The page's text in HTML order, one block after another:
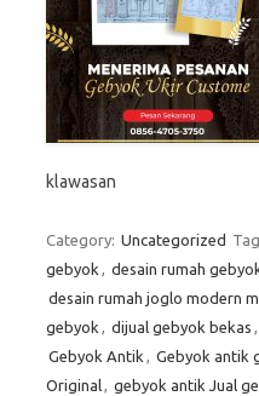
klawasan
Category: Uncategorized
gebyok , desain rumah
desain rumah joglo modern
gebyok , dijual gebyok bekas ,
Gebyok Antik , Gebyok antik
Original, gebyok antik Jual